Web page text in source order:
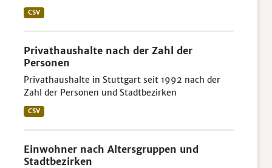
CSV
Privathaushalte nach der Zahl der
Personen
Privathaushalte in Stuttgart seit 1992 nach der
Zahl der Personen und Stadtbezirken
CSV
Einwohner nach Altersgruppen und
Stadtbezirken